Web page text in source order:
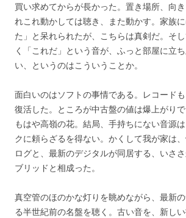
買い求めてからが長かった。置き場所、向
れこれ動かしては聴き、また動かす。家族
た」と呆れられたが、こちらは真剣だ。そ
く「これだ」という音が、ふっと部屋に立
い、というのはこういうことか。
面白いのはソフトの事情である。レコード
復活した。ところが中古盤の値は爆上がり
もはや高嶺の花。結局、手持ちにない音源
クに頼らざるを得ない。かくして我が家は
ログと、最新のデジタルが同居する、いさ
ブリッドと相成った。
真空管のほのかな灯りを眺めながら、最新
る半世紀前の名盤を聴く。古い音を、新し